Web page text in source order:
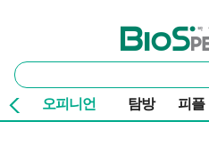
바이오스펙테
통
합
검
색
오피니언 탐방 피플